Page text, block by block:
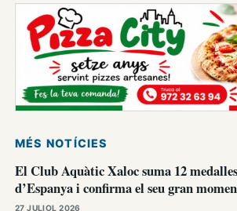
MÉS NOTÍCIES
El Club Aquàtic Xaloc suma 12
d’Espanya i confirma el seu gran
27 JULIOL 2026